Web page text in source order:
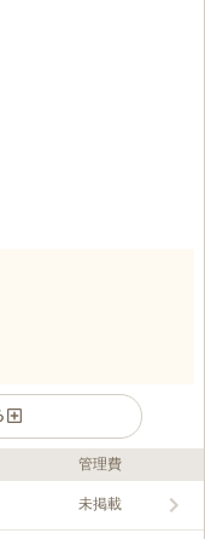
親しまれているお寺で
管理費
未掲載